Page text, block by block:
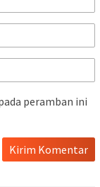
peramban ini